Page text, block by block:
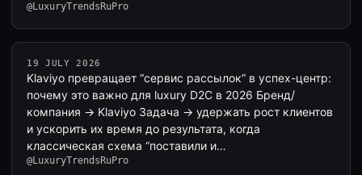
@LuxuryTrendsRuPro
19 JULY 2026
Klaviyo превращает “сервис рассылок” в успех-центр:
почему это важно для luxury D2C в 2026 Бренд/
компания → Klaviyo Задача → удержать рост клиентов
и ускорить их время до результата, когда
классическая схема “поставили и…
@LuxuryTrendsRuPro